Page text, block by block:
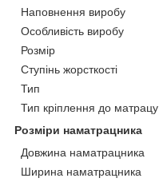
Наповнення виробу
Особливість виробу
Розмір
Ступінь жорсткості
Тип
Тип кріплення до матрацу
Розміри наматрацника
Довжина наматрацника
Ширина наматрацника